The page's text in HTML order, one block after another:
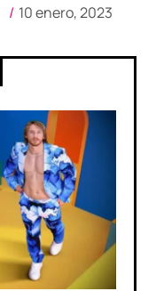
10 enero, 2023